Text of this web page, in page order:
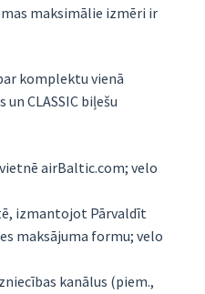
maksimālie izmēri ir
komplektu vienā
un CLASSIC biļešu
airBaltic.com; velo
izmantojot Pārvaldīt
maksājuma formu; velo
kanālus (piem.,